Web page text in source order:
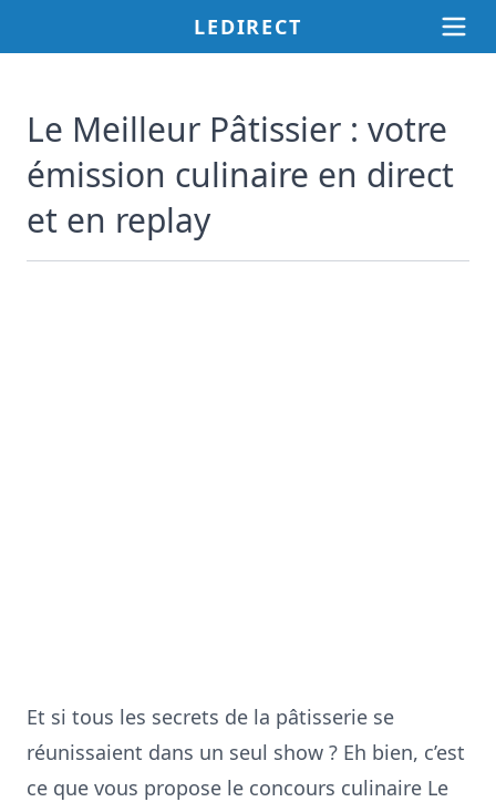
LEDIRECT
Le Meilleur Pâtissier : votre
émission culinaire en direct
et en replay
Et si tous les secrets de la pâtisserie se
réunissaient dans un seul show ? Eh bien, c’est
ce que vous propose le concours culinaire Le